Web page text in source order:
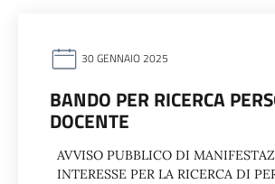
30 GENNAIO 2025
BANDO PER RICERCA
DOCENTE
AVVISO PUBBLICO DI
INTERESSE PER LA RICERCA DI